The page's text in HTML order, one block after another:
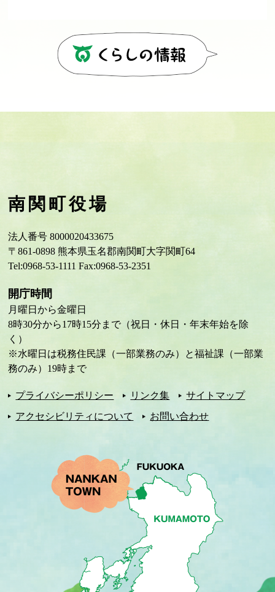
南関町役場
法人番号 8000020433675
〒861-0898 熊本県玉名郡南関町大字関町64
Tel:0968-53-1111 Fax:0968-53-2351
開庁時間
月曜日から金曜日
8時30分から17時15分まで（祝日・休日・年末年始を除
く）
※水曜日は税務住民課（一部業務のみ）と福祉課（一部業
務のみ）19時まで
プライバシーポリシー リンク集
サイトマップ
アクセシビリティについて
お問い合わせ